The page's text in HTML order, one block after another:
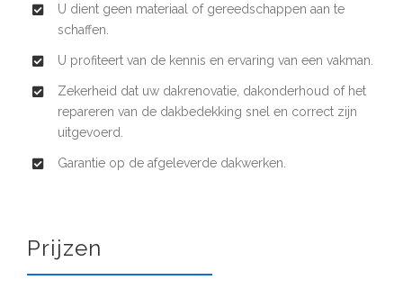
U dient geen materiaal of gereedschappen aan te
schaffen.
U profiteert van de kennis en ervaring van een vakman.
Zekerheid dat uw dakrenovatie, dakonderhoud of het
repareren van de dakbedekking snel en correct zijn
uitgevoerd.
Garantie op de afgeleverde dakwerken.
Prijzen